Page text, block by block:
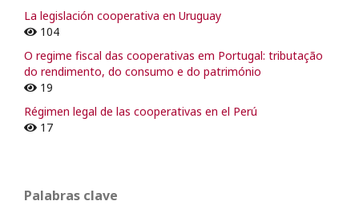
La legislación cooperativa en Uruguay
104
O regime fiscal das cooperativas em Portugal: tributação
do rendimento, do consumo e do património
19
Régimen legal de las cooperativas en el Perú
17
Palabras clave